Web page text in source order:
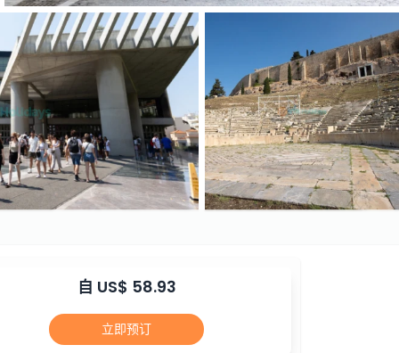
自 US$ 58.93
立即预订